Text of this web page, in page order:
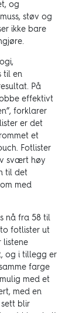
og
støv og
ikke bare
til en
På
effektivt
forklarer
er det
et
Fotlister
svært høy
til det
med
nå fra 58 til
fotlister ut
listene
og i tillegg er
farge
med et
med en
blir